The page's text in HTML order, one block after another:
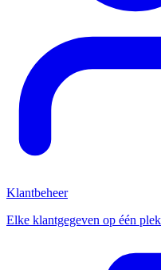
Klantbeheer
Elke klantgegeven op één